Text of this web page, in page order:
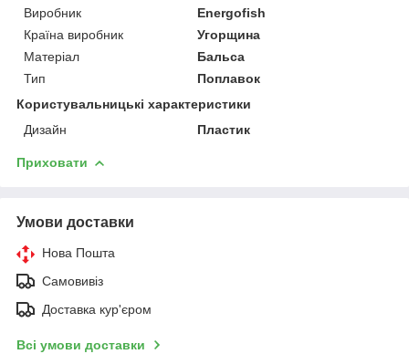
Виробник
Energofish
Країна виробник
Угорщина
Матеріал
Бальса
Тип
Поплавок
Користувальницькі характеристики
Дизайн
Пластик
Приховати
Умови доставки
Нова Пошта
Самовивіз
Доставка кур'єром
Всі умови доставки